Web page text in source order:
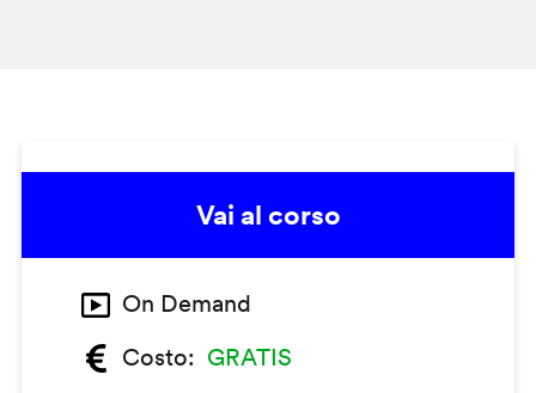
Vai al corso
On Demand
Costo
GRATIS